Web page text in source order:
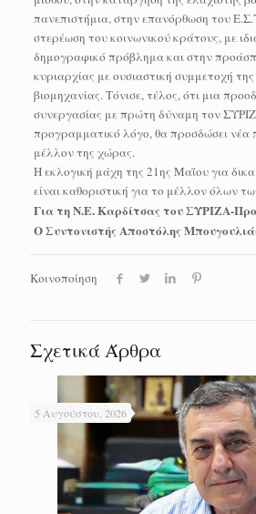
πανεπιστήμια, στην επανόρθωση του
στερέωση του κοινωνικού κράτους, με
δημογραφικό πρόβλημα και στην
κυριαρχίας με ουσιαστική συμμετοχή
βιομηχανίας. Τόνισε, τέλος, ότι μια
συνεργασίας με πρώτη δύναμη τον
προγραμματικό λόγο, θα προσδώσει νέα
μέλλον της χώρας.
Η εκλογική μάχη της 21ης Μαΐου για
είναι καθοριστική για το μέλλον όλων
Για τη Ν.Ε. Καρδίτσας του ΣΥΡΙΖΑ-
Ο Συντονιστής Αποστόλης
Κοινοποίηση
Σχετικά Άρθρα
5 Αυγούστου, 2026